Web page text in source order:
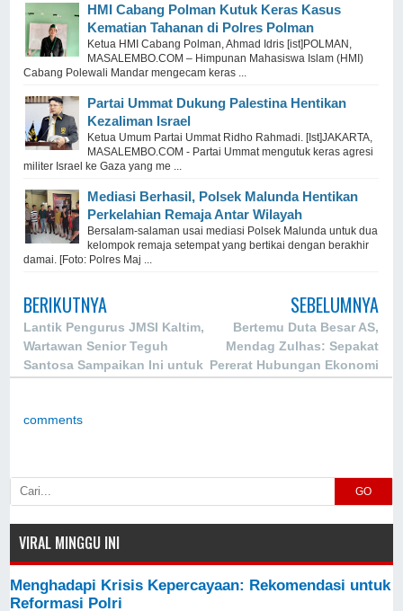
HMI Cabang Polman Kutuk Keras Kasus
Kematian Tahanan di Polres Polman
Ketua HMI Cabang Polman, Ahmad Idris [ist]POLMAN,
MASALEMBO.COM – Himpunan Mahasiswa Islam (HMI)
Cabang Polewali Mandar mengecam keras ...
Partai Ummat Dukung Palestina Hentikan
Kezaliman Israel
Ketua Umum Partai Ummat Ridho Rahmadi. [Ist]JAKARTA,
MASALEMBO.COM - Partai Ummat mengutuk keras agresi
militer Israel ke Gaza yang me ...
Mediasi Berhasil, Polsek Malunda Hentikan
Perkelahian Remaja Antar Wilayah
Bersalam-salaman usai mediasi Polsek Malunda untuk dua
kelompok remaja setempat yang bertikai dengan berakhir
damai. [Foto: Polres Maj ...
BERIKUTNYA
Lantik Pengurus JMSI Kaltim,
Wartawan Senior Teguh
Santosa Sampaikan Ini untuk
SEBELUMNYA
Bertemu Duta Besar AS,
Mendag Zulhas: Sepakat
Pererat Hubungan Ekonomi
comments
GO
VIRAL MINGGU INI
Menghadapi Krisis Kepercayaan: Rekomendasi untuk
Reformasi Polri